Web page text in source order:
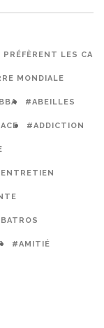
LES
MONDIALE
#ABEILLES
#ADDICTION
#AMITIÉ